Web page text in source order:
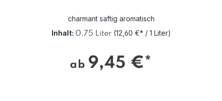
charmant saftig aromatisch
Inhalt: 0,75 Liter (12,60 €* / 1 Liter)
ab 9,45 €*